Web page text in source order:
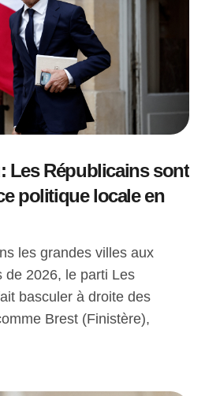
Les Républicains sont
politique locale en
les grandes villes aux
de 2026, le parti Les
basculer à droite des
Brest (Finistère),